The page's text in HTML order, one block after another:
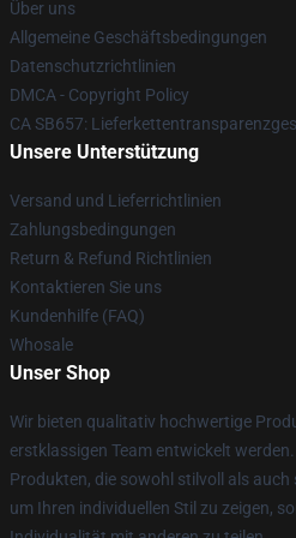
Über uns
Allgemeine Geschäftsbedingungen
Datenschutzrichtlinien
DMCA - Copyright Policy
CA SB657:
Unsere Unterstützung
Versand und Lieferrichtlinien
Zahlungsbedingungen
Return & Refund Richtlinien
Kontaktieren Sie uns
Kundenhilfe (FAQ)
Whosale
Unser Shop
Wir bieten qualitativ hochwertige
erstklassigen Team entwickelt
Produkten, die sowohl stilvoll als auch
um Ihren individuellen Stil zu zeigen,